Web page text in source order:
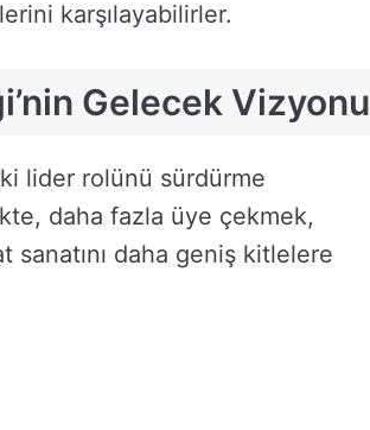
karşılayabilirler.
Gelecek Vizyonu
lider rolünü sürdürme
daha fazla üye çekmek,
daha geniş kitlelere